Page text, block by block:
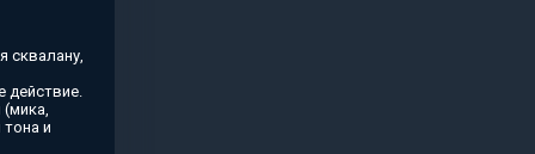
сквалану,
действие.
и